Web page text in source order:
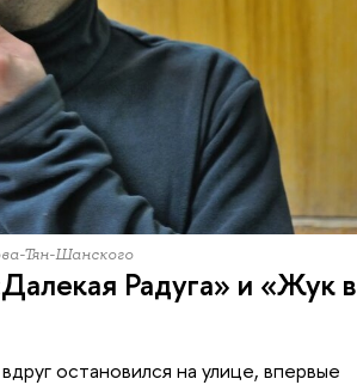
Тян-Шанского
Радуга» и «Жук в
остановился на улице, впервые